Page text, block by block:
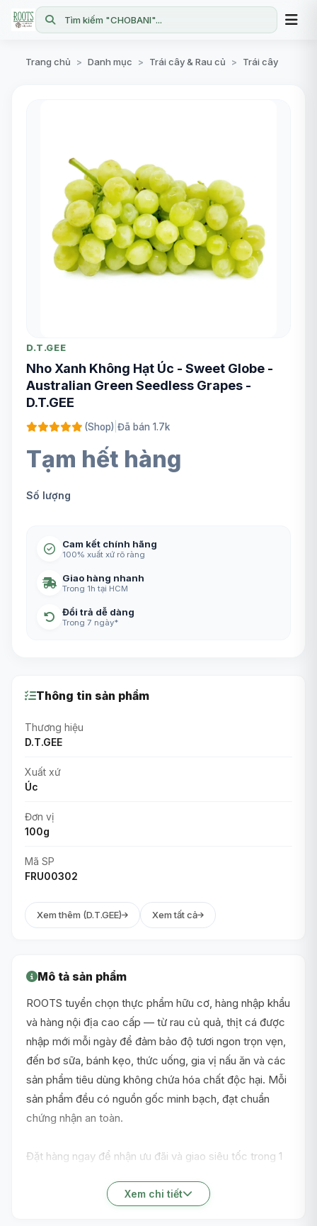
Tìm kiếm "CHOBANI"...
Trang chủ > Danh mục > Trái cây & Rau củ > Trái cây
D.T.GEE
Nho Xanh Không Hạt Úc - Sweet Globe -
Australian Green Seedless Grapes -
D.T.GEE
(Shop) Đã bán 1.7k
Tạm hết hàng
Số lượng
Cam kết chính hãng
100% xuất xứ rõ ràng
Giao hàng nhanh
Trong 1h tại HCM
Đổi trả dễ dàng
Trong 7 ngày*
Thông tin sản phẩm
Thương hiệu
D.T.GEE
Xuất xứ
Úc
Đơn vị
100g
Mã SP
FRU00302
Xem thêm (D.T.GEE) Xem tất cả
Mô tả sản phẩm
ROOTS tuyển chọn thực phẩm hữu cơ, hàng nhập khẩu
và hàng nội địa cao cấp — từ rau củ quả, thịt cá được
nhập mới mỗi ngày để đảm bảo độ tươi ngon trọn vẹn,
đến bơ sữa, bánh kẹo, thức uống, gia vị nấu ăn và các
sản phẩm tiêu dùng không chứa hóa chất độc hại. Mỗi
sản phẩm đều có nguồn gốc minh bạch, đạt chuẩn
chứng nhận an toàn.
Đặt hàng ngay để nhận ưu đãi và giao siêu tốc trong 1
Xem chi tiết